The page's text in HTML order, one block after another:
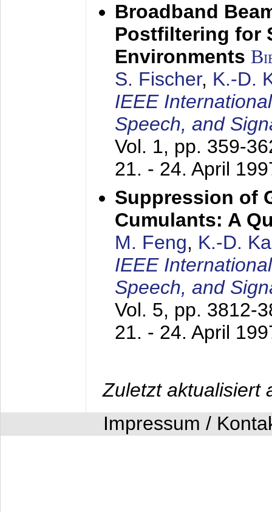
Broadband
Postfiltering for
Environments
S. Fischer, K.-D.
IEEE
Speech, and
Vol. 1, pp. 359-
21. - 24. April
Suppression of
Cumulants: A
M. Feng, K.-D.
IEEE
Speech, and
Vol. 5, pp. 3812-
21. - 24. April
Zuletzt aktualisiert
Impressum /